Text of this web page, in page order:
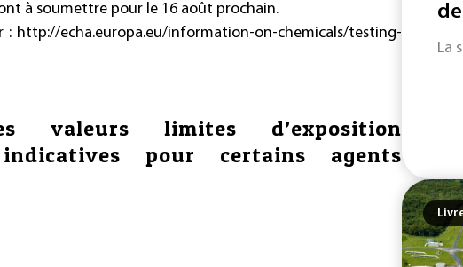
à soumettre pour le 16 août prochain.
: http://echa.europa.eu/information-on-chemicals/testing-
valeurs limites d’exposition
indicatives pour certains agents
La